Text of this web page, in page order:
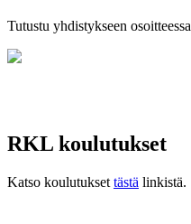
Tutustu yhdistykseen osoitteessa
RKL koulutukset
Katso koulutukset tästä linkistä.